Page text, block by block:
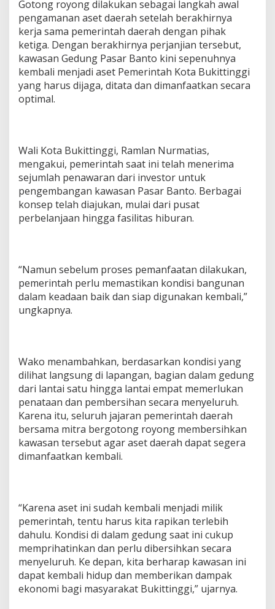
Gotong royong dilakukan sebagai langkah awal
pengamanan aset daerah setelah berakhirnya
kerja sama pemerintah daerah dengan pihak
ketiga. Dengan berakhirnya perjanjian tersebut,
kawasan Gedung Pasar Banto kini sepenuhnya
kembali menjadi aset Pemerintah Kota Bukittinggi
yang harus dijaga, ditata dan dimanfaatkan secara
optimal.
Wali Kota Bukittinggi, Ramlan Nurmatias,
mengakui, pemerintah saat ini telah menerima
sejumlah penawaran dari investor untuk
pengembangan kawasan Pasar Banto. Berbagai
konsep telah diajukan, mulai dari pusat
perbelanjaan hingga fasilitas hiburan.
“Namun sebelum proses pemanfaatan dilakukan,
pemerintah perlu memastikan kondisi bangunan
dalam keadaan baik dan siap digunakan kembali,”
ungkapnya.
Wako menambahkan, berdasarkan kondisi yang
dilihat langsung di lapangan, bagian dalam gedung
dari lantai satu hingga lantai empat memerlukan
penataan dan pembersihan secara menyeluruh.
Karena itu, seluruh jajaran pemerintah daerah
bersama mitra bergotong royong membersihkan
kawasan tersebut agar aset daerah dapat segera
dimanfaatkan kembali.
“Karena aset ini sudah kembali menjadi milik
pemerintah, tentu harus kita rapikan terlebih
dahulu. Kondisi di dalam gedung saat ini cukup
memprihatinkan dan perlu dibersihkan secara
menyeluruh. Ke depan, kita berharap kawasan ini
dapat kembali hidup dan memberikan dampak
ekonomi bagi masyarakat Bukittinggi,” ujarnya.